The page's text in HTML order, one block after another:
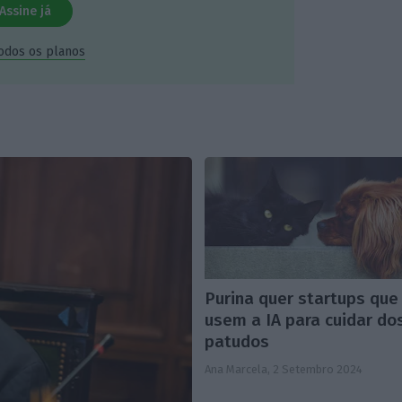
Assine já
os planos
Purina quer startups que
usem a IA para cuidar
patudos
Ana Marcela, 2 Setembro 2024